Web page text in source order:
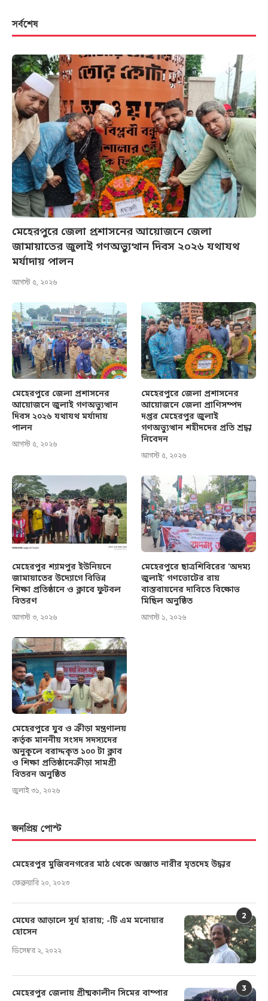
সর্বশেষ
মেহেরপুরে জেলা প্রশাসনের আয়োজনে জেলা
জামায়াতের জুলাই গণঅভ্যুত্থান দিবস ২০২৬ যথাযথ
মর্যাদায় পালন
আগস্ট ৫, ২০২৬
মেহেরপুরে জেলা প্রশাসনের
আয়োজনে জুলাই গণঅভ্যুত্থান
দিবস ২০২৬ যথাযথ মর্যাদায়
পালন
আগস্ট ৫, ২০২৬
মেহেরপুরে জেলা প্রশাসনের
আয়োজনে জেলা প্রাণিসম্পদ
দপ্তর মেহেরপুর জুলাই
গণঅভ্যুত্থান শহীদদের প্রতি শ্রদ্ধা
নিবেদন
আগস্ট ৫, ২০২৬
মেহেরপুর শ্যামপুর ইউনিয়নে
জামায়াতের উদ্যোগে বিভিন্ন
শিক্ষা প্রতিষ্ঠানে ও ক্লাবে ফুটবল
বিতরণ
আগস্ট ৩, ২০২৬
মেহেরপুরে ছাত্রশিবিরের ‘অদম্য
জুলাই’ গণভোটের রায়
বাস্তবায়নের দাবিতে বিক্ষোভ
মিছিল অনুষ্ঠিত
আগস্ট ১, ২০২৬
মেহেরপুরে যুব ও ক্রীড়া মন্ত্রণালয়
কর্তৃক মাননীয় সংসদ সদস্যদের
অনুকূলে বরাদ্দকৃত ১০০ টা ক্লাব
ও শিক্ষা প্রতিষ্ঠানেক্রীড়া সামগ্রী
বিতরন অনুষ্ঠিত
জুলাই ৩১, ২০২৬
জনপ্রিয় পোস্ট
মেহেরপুর মুজিবনগরের মাঠ থেকে অজ্ঞাত নারীর মৃতদেহ উদ্ধার
ফেব্রুয়ারি ২০, ২০২৩
2
মেঘের আড়ালে সূর্য হারায়; -টি এম মনোয়ার
হোসেন
ডিসেম্বর ২, ২০২২
3
মেহেরপুর জেলায় গ্রীষ্মকালীন সিমের বাম্পার